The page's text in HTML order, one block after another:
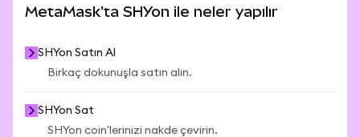
MetaMask'ta SHYon ile neler yapılır
SHYon Satın Al
Birkaç dokunuşla satın alın.
SHYon Sat
SHYon coin'lerinizi nakde çevirin.